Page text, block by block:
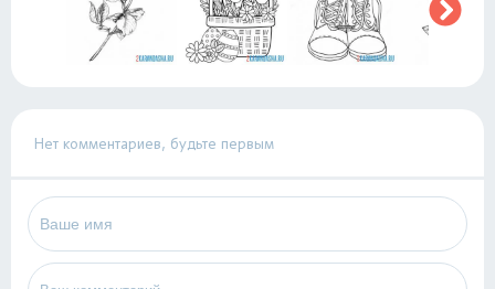
Нет комментариев, будьте первым